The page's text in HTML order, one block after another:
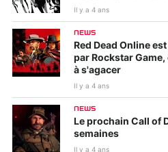
Il y a 4 ans
NEWS
Red Dead Online
par Rockstar
à s'agacer
Il y a 4 ans
NEWS
Le prochain Call of
semaines
Il y a 4 ans